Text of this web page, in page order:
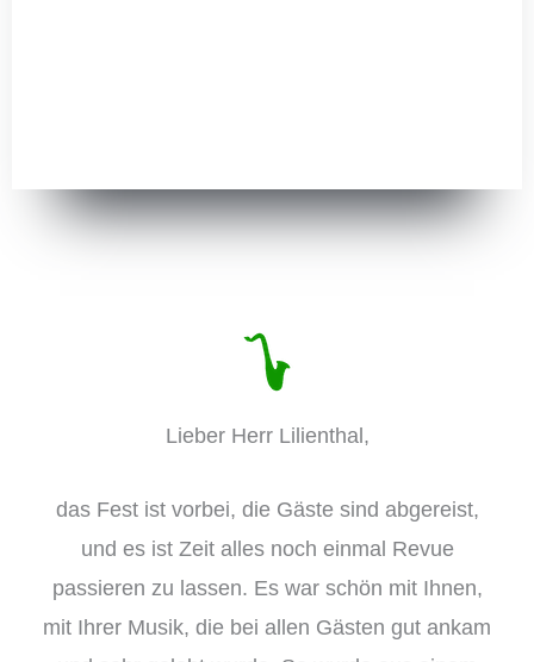
Lieber Herr Lilienthal,
das Fest ist vorbei, die Gäste sind abgereist,
und es ist Zeit alles noch einmal Revue
passieren zu lassen. Es war schön mit Ihnen,
mit Ihrer Musik, die bei allen Gästen gut ankam